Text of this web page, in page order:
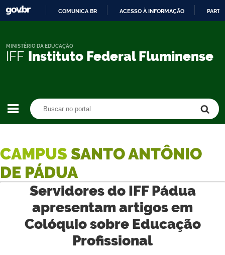
CONTEÚDO
COMUNICA BR ACESSO À INFORMAÇÃO
IFF Instituto Federal Fluminense
MINISTÉRIO DA EDUCAÇÃO
CAMPUS SANTO ANTÔNIO
DE PÁDUA
Servidores do IFF Pádua
apresentam artigos em
Colóquio sobre Educação
Profissional